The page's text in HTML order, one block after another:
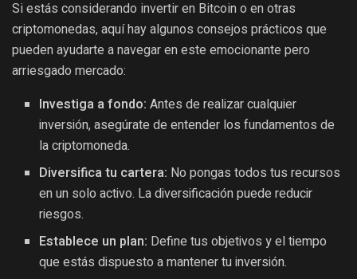
Si estás considerando invertir en Bitcoin o en otras
criptomonedas, aquí hay algunos consejos prácticos que
pueden ayudarte a navegar en este emocionante pero
arriesgado mercado:
Investiga a fondo: Antes de realizar cualquier
inversión, asegúrate de entender los fundamentos de
la criptomoneda.
Diversifica tu cartera: No pongas todos tus recursos
en un solo activo. La diversificación puede reducir
riesgos.
Establece un plan: Define tus objetivos y el tiempo
que estás dispuesto a mantener tu inversión.